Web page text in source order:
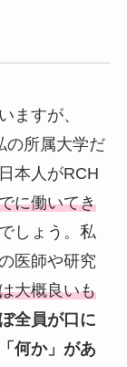
ますが、
の所属大学だ
本人がRCH
に働いてき
しょう。私
医師や研究
大概良いも
全員が口に
何か」があ